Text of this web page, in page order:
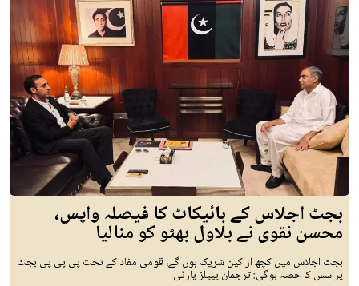
بجٹ اجلاس کے بائیکاٹ کا فیصلہ واپس،
محسن نقوی نے بلاول بھٹو کو منالیا
بجٹ اجلاس میں کچھ اراکین شریک ہوں گے، قومی مفاد کے تحت پی پی پی بجٹ
پراسس کا حصہ ہوگی: ترجمان پیپلز پارٹی